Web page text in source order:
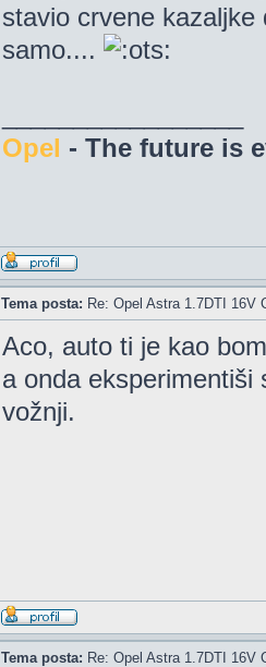
stavio crvene
samo....
Opel - The future is
Tema posta: Re: Opel Astra 1.7DTI 16V
Aco, auto ti je kao
a onda
vožnji.
Tema posta: Re: Opel Astra 1.7DTI 16V